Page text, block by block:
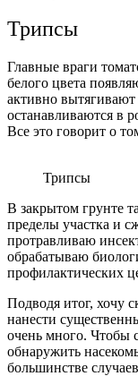
Трипсы
Главные враги
белого цвета
активно вытягивают
останавливаются в
Все это говорит о
Трипсы
В закрытом грунте
пределы участка и
протравливаю
обрабатываю
профилактических
Подводя итог, хочу
нанести
очень много. Чтобы
обнаружить
большинстве